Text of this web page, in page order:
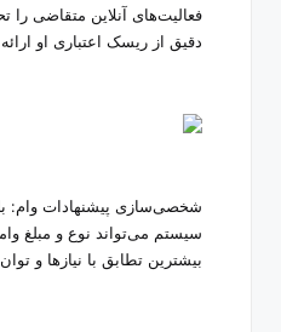
فعالیت‌های آنلاین متقاضی را
دقیق از ریسک اعتباری او
شخصی‌سازی پیشنهادات وام: با
سیستم می‌تواند نوع و مبلغ
بیشترین تطابق با نیازها و